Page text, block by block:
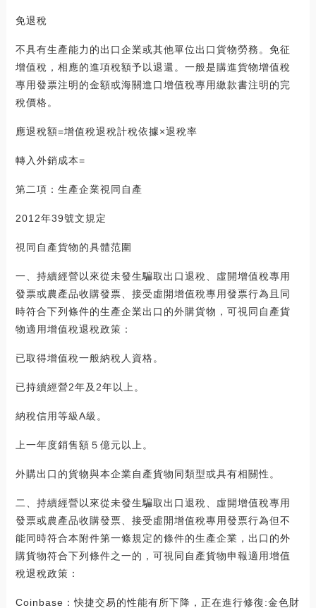
免退稅
不具有生產能力的出口企業或其他單位出口貨物勞務。免征
增值稅，相應的進項稅額予以退還。一般是購進貨物增值稅
專用發票注明的金額或海關進口增值稅專用繳款書注明的完
稅價格。
應退稅額=增值稅退稅計稅依據×退稅率
轉入外銷成本=
第二項：生產企業視同自產
2012年39號文規定
視同自產貨物的具體范圍
一、持續經營以來從未發生騙取出口退稅、虛開增值稅專用
發票或農產品收購發票、接受虛開增值稅專用發票行為且同
時符合下列條件的生產企業出口的外購貨物，可視同自產貨
物適用增值稅退稅政策：
已取得增值稅一般納稅人資格。
已持續經營2年及2年以上。
納稅信用等級A級。
上一年度銷售額５億元以上。
外購出口的貨物與本企業自產貨物同類型或具有相關性。
二、持續經營以來從未發生騙取出口退稅、虛開增值稅專用
發票或農產品收購發票、接受虛開增值稅專用發票行為但不
能同時符合本附件第一條規定的條件的生產企業，出口的外
購貨物符合下列條件之一的，可視同自產貨物申報適用增值
稅退稅政策：
Coinbase：快捷交易的性能有所下降，正在進行修復:金色財